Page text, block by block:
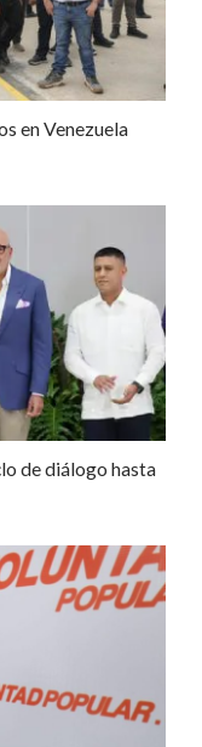
en Venezuela
de diálogo hasta